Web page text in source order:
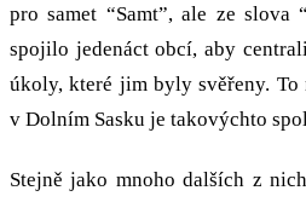
pro samet “Samt”, ale ze slova
spojilo jedenáct obcí, aby
úkoly, které jim byly svěřeny.
v Dolním Sasku je takovýchto
Stejně jako mnoho dalších z